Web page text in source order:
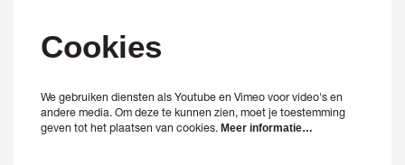
Cookies
We gebruiken diensten als Youtube en Vimeo voor video's en
andere media. Om deze te kunnen zien, moet je toestemming
geven tot het plaatsen van cookies. Meer informatie…